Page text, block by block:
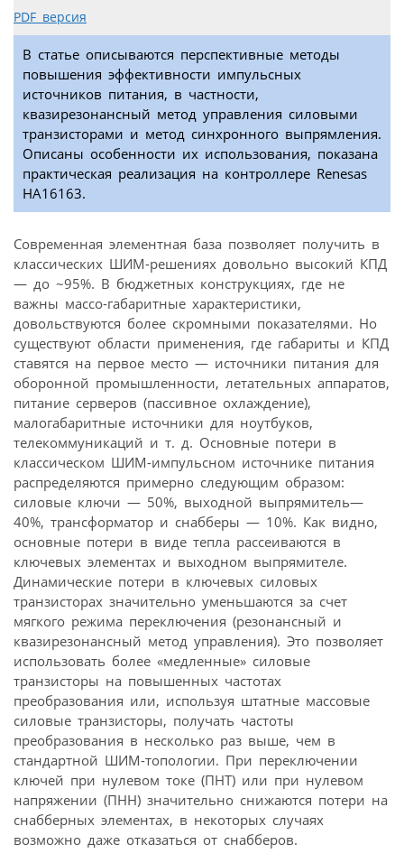
PDF версия
В статье описываются перспективные методы
повышения эффективности импульсных
источников питания, в частности,
квазирезонансный метод управления силовыми
транзисторами и метод синхронного выпрямления.
Описаны особенности их использования, показана
практическая реализация на контроллере Renesas
HA16163.
Современная элементная база позволяет получить в
классических ШИМ-решениях довольно высокий КПД
— до ~95%. В бюджетных конструкциях, где не
важны массо-габаритные характеристики,
довольствуются более скромными показателями. Но
существуют области применения, где габариты и КПД
ставятся на первое место — источники питания для
оборонной промышленности, летательных аппаратов,
питание серверов (пассивное охлаждение),
малогабаритные источники для ноутбуков,
телекоммуникаций и т. д. Основные потери в
классическом ШИМ-импульсном источнике питания
распределяются примерно следующим образом:
силовые ключи — 50%, выходной выпрямитель—
40%, трансформатор и снабберы — 10%. Как видно,
основные потери в виде тепла рассеиваются в
ключевых элементах и выходном выпрямителе.
Динамические потери в ключевых силовых
транзисторах значительно уменьшаются за счет
мягкого режима переключения (резонансный и
квазирезонансный метод управления). Это позволяет
использовать более «медленные» силовые
транзисторы на повышенных частотах
преобразования или, используя штатные массовые
силовые транзисторы, получать частоты
преобразования в несколько раз выше, чем в
стандартной ШИМ-топологии. При переключении
ключей при нулевом токе (ПНТ) или при нулевом
напряжении (ПНН) значительно снижаются потери на
снабберных элементах, в некоторых случаях
возможно даже отказаться от снабберов.